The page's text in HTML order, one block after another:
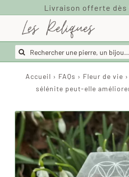
contenu
Rechercher:
Accueil › FAQs › Fleur de vie ›
sélénite peut-elle